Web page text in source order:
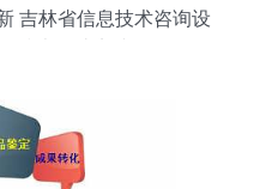
吉林省信息技术咨询设